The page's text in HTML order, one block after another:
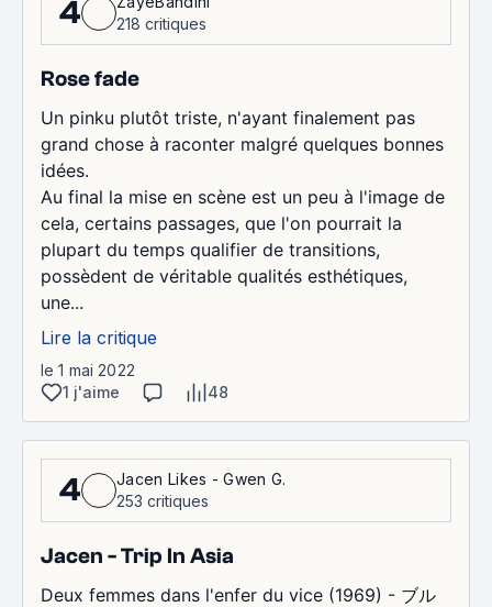
4
218 critiques
Rose fade
Un pinku plutôt triste, n'ayant finalement pas
grand chose à raconter malgré quelques bonnes
idées.
Au final la mise en scène est un peu à l'image de
cela, certains passages, que l'on pourrait la
plupart du temps qualifier de transitions,
possèdent de véritable qualités esthétiques,
une...
Lire la critique
le 1 mai 2022
1 j'aime
48
4
Jacen Likes - Gwen G.
253 critiques
Jacen - Trip In Asia
Deux femmes dans l'enfer du vice (1969) - ブル